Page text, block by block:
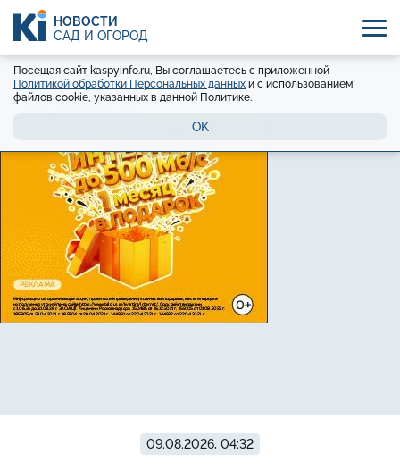
НОВОСТИ
САД И ОГОРОД
Посещая сайт kaspyinfo.ru, Вы соглашаетесь с приложенной
Политикой обработки Персональных данных и с использованием
файлов cookie, указанных в данной Политике.
OK
09.08.2026, 04:32